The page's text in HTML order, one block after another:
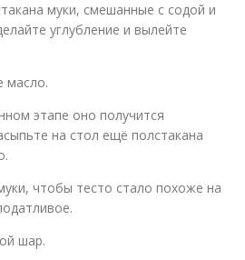
муки, смешанные с содой и
углубление и вылейте
масло.
этапе оно получится
на стол ещё полстакана
чтобы тесто стало похоже на
шар.